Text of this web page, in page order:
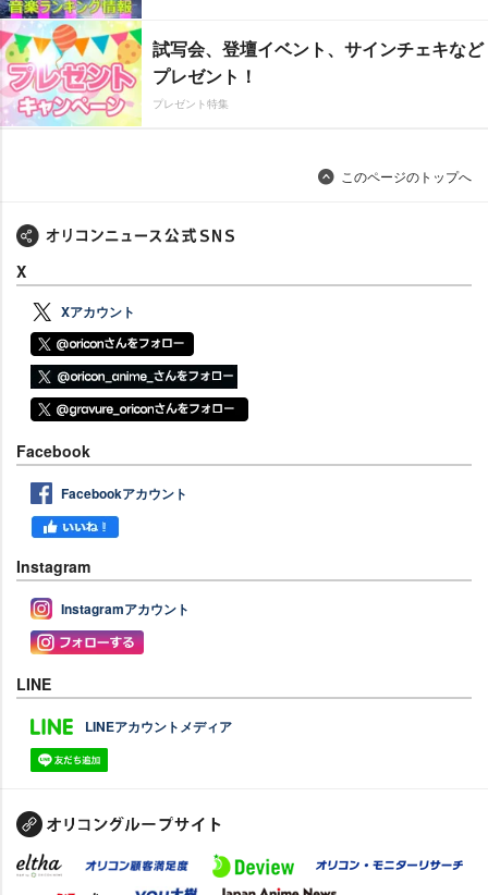
試写会、登壇イベント、サインチェキなど
プレゼント！
プレゼント特集
このページのトップへ
X
Xアカウント
Facebook
Facebookアカウント
Instagram
Instagramアカウント
LINE
LINEアカウントメディア